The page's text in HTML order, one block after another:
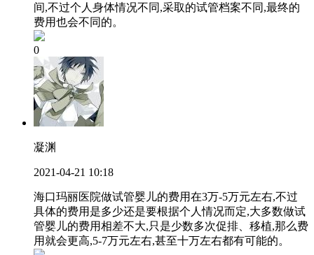
间,不过个人身体情况不同,采取的试管档案不同,最终的
费用也会不同的。
0
凝渊
2021-04-21 10:18
海口玛丽医院做试管婴儿的费用在3万-5万元左右,不过
具体的费用是多少还是要根据个人情况而定,大多数做试
管婴儿的费用相差不大,只是少数多次促排、移植,那么费
用就会更高,5-7万元左右,甚至十万左右都有可能的。